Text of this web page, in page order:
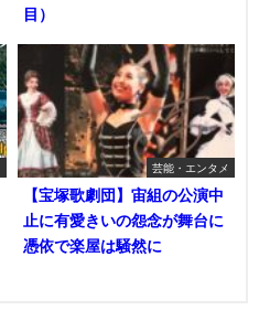
目）
芸能・エンタメ
【宝塚歌劇団】宙組の公演中
止に有愛きいの怨念が舞台に
憑依で楽屋は騒然に